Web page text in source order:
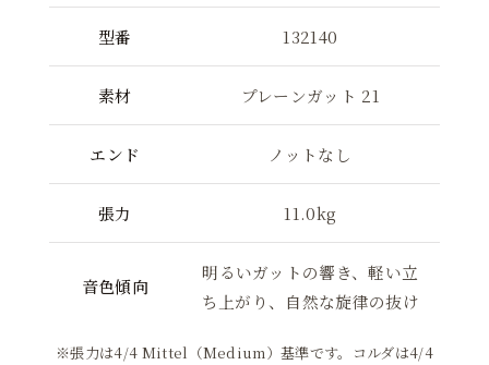
型番 132140
素材 プレーンガット 21
エンド ノットなし
張力 11.0kg
音色傾向
明るいガットの響き、軽い立
ち上がり、自然な旋律の抜け
※張力は4/4 Mittel（Medium）基準です。コルダは4/4